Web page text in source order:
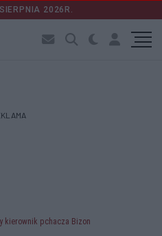
2026R.
kierownik pchacza Bizon